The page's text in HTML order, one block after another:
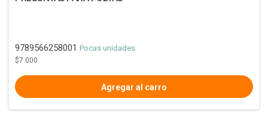
9789566258001 Pocas unidades
$7.000